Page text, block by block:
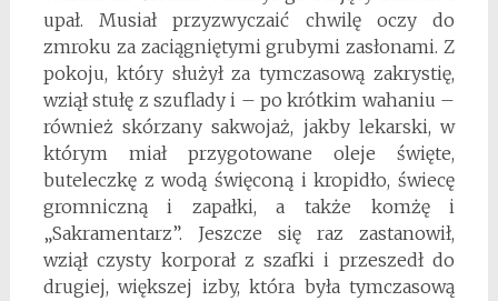
upał. Musiał przyzwyczaić chwilę oczy do
zmroku za zaciągniętymi grubymi zasłonami. Z
pokoju, który służył za tymczasową zakrystię,
wziął stułę z szuflady i – po krótkim wahaniu –
również skórzany sakwojaż, jakby lekarski, w
którym miał przygotowane oleje święte,
buteleczkę z wodą święconą i kropidło, świecę
gromniczną i zapałki, a także komżę i
„Sakramentarz”. Jeszcze się raz zastanowił,
wziął czysty korporał z szafki i przeszedł do
drugiej, większej izby, która była tymczasową